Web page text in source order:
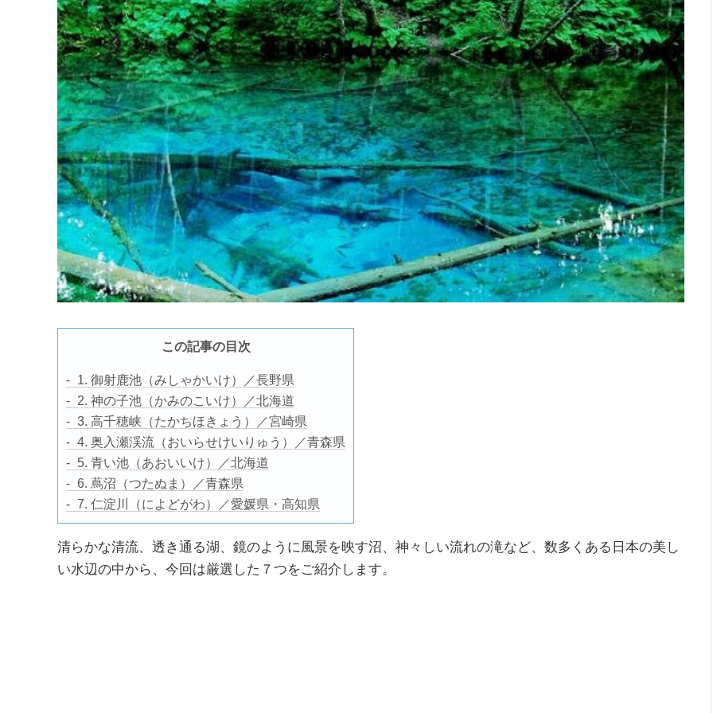
この記事の目次
1. 御射鹿池（みしゃかいけ）／長野県
2. 神の子池（かみのこいけ）／北海道
3. 高千穂峡（たかちほきょう）／宮崎県
4. 奥入瀬渓流（おいらせけいりゅう）／青森県
5. 青い池（あおいいけ）／北海道
6. 蔦沼（つたぬま）／青森県
7. 仁淀川（によどがわ）／愛媛県・高知県
清らかな清流、透き通る湖、鏡のように風景を映す沼、神々しい流れの滝など、数多くある日本の美し
い水辺の中から、今回は厳選した７つをご紹介します。